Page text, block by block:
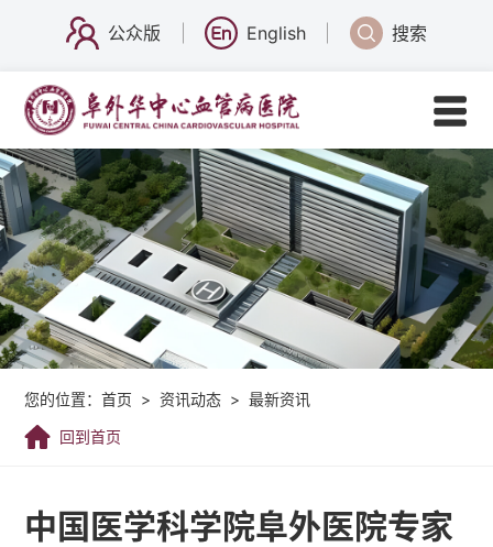
公众版 English 搜索
您的位置：首页 > 资讯动态 > 最新资讯
回到首页
中国医学科学院阜外医院专家